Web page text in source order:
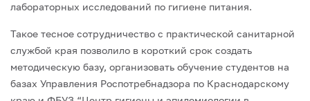
лабораторных исследований по гигиене питания.
Такое тесное сотрудничество с практической санитарной
службой края позволило в короткий срок создать
методическую базу, организовать обучение студентов на
базах Управления Роспотребнадзора по Краснодарскому